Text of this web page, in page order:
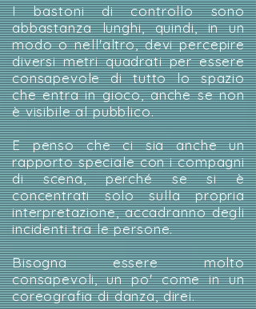
I bastoni di controllo sono
abbastanza lunghi, quindi, in un
modo o nell'altro, devi percepire
diversi metri quadrati per essere
consapevole di tutto lo spazio
che entra in gioco, anche se non
è visibile al pubblico.
E penso che ci sia anche un
rapporto speciale con i compagni
di scena, perché se si è
concentrati solo sulla propria
interpretazione, accadranno degli
incidenti tra le persone.
Bisogna essere molto
consapevoli, un po' come in un
coreografia di danza, direi.